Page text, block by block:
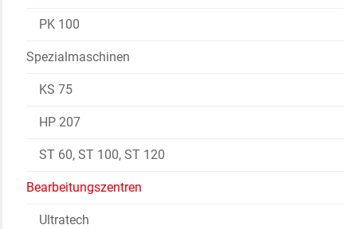
PK 100
Spezialmaschinen
KS 75
HP 207
ST 60, ST 100, ST 120
Bearbeitungszentren
Ultratech